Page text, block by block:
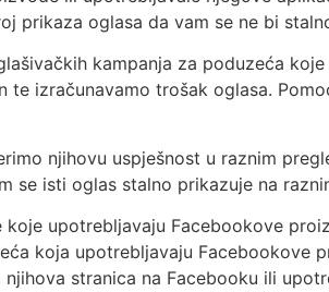
prikaza oglasa da vam se ne bi
kampanja za poduzeća
izračunavamo trošak oglasa.
njihovu uspješnost u raznim
se isti oglas stalno prikazuje na
upotrebljavaju Facebookove
koja upotrebljavaju Facebookove
stranica na Facebooku ili